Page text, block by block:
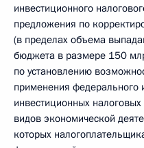
инвестиционного
предложения по
(в пределах объема
бюджета в размере 150
по установлению
применения федерального
инвестиционных
видов экономической
которых